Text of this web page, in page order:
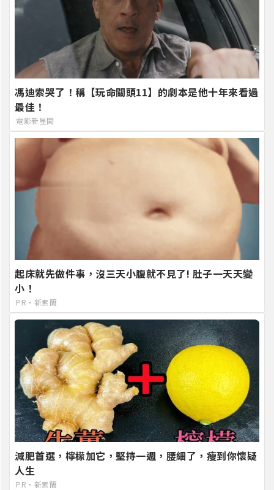
馮迪索哭了！稱【玩命關頭11】的劇本是他十年來看過
最佳！
電影新星聞
起床就先做件事，沒三天小腹就不見了! 肚子一天天變
小！
PR・新素簡
減肥首選，檸檬加它，堅持一週，腰細了，瘦到你懷疑
人生
PR・新素簡